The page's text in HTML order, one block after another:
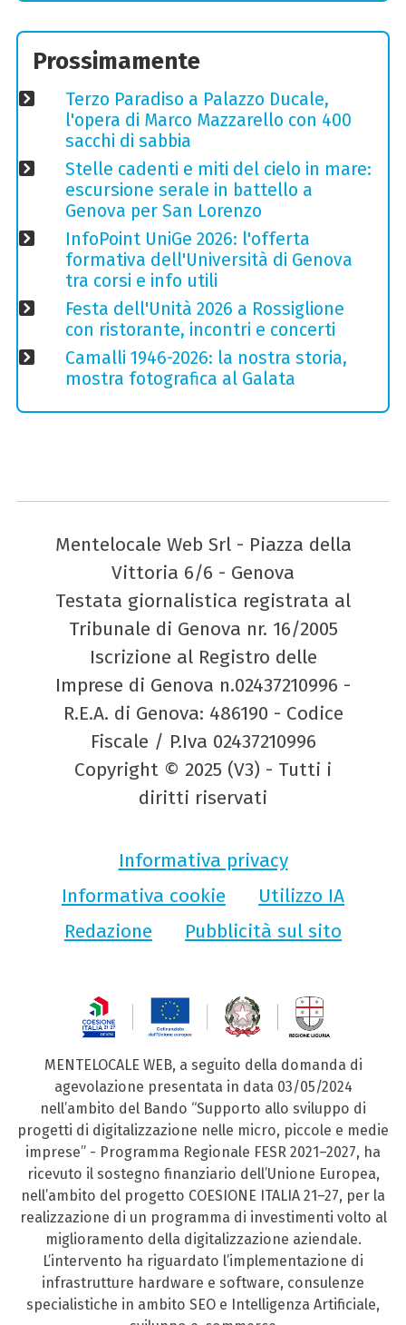
Prossimamente
Terzo Paradiso a Palazzo Ducale,
l'opera di Marco Mazzarello con 400
sacchi di sabbia
Stelle cadenti e miti del cielo in mare:
escursione serale in battello a
Genova per San Lorenzo
InfoPoint UniGe 2026: l'offerta
formativa dell'Università di Genova
tra corsi e info utili
Festa dell'Unità 2026 a Rossiglione
con ristorante, incontri e concerti
Camalli 1946-2026: la nostra storia,
mostra fotografica al Galata
Mentelocale Web Srl - Piazza della
Vittoria 6/6 - Genova
Testata giornalistica registrata al
Tribunale di Genova nr. 16/2005
Iscrizione al Registro delle
Imprese di Genova n.02437210996 -
R.E.A. di Genova: 486190 - Codice
Fiscale / P.Iva 02437210996
Copyright © 2025 (V3) - Tutti i
diritti riservati
Informativa privacy
Informativa cookie
Utilizzo IA
Redazione
Pubblicità sul sito
MENTELOCALE WEB, a seguito della domanda di
agevolazione presentata in data 03/05/2024
nell’ambito del Bando “Supporto allo sviluppo di
progetti di digitalizzazione nelle micro, piccole e medie
imprese” - Programma Regionale FESR 2021–2027, ha
ricevuto il sostegno finanziario dell’Unione Europea,
nell’ambito del progetto COESIONE ITALIA 21–27, per la
realizzazione di un programma di investimenti volto al
miglioramento della digitalizzazione aziendale.
L’intervento ha riguardato l’implementazione di
infrastrutture hardware e software, consulenze
specialistiche in ambito SEO e Intelligenza Artificiale,